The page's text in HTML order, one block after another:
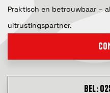
Praktisch en betrouwbaar –
uitrustingspartner.
BEL: